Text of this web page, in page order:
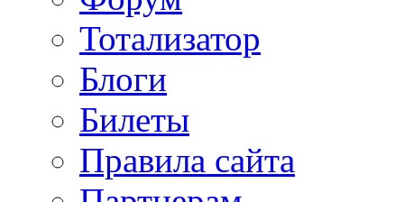
Тотализатор
Блоги
Билеты
Правила сайта